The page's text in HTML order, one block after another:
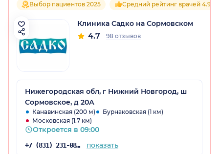
Выбор пациентов 2025 Средний рейтинг врачей 4.9
Клиника Садко на Сормовском
4.7 98 отзывов
Нижегородская обл, г Нижний Новгород, ш
Сормовское, д 20А
Канавинская (200 м)
Бурнаковская (1 км)
Московская (1.7 км)
Откроется в 09:00
+7 (831) 231-08-16 показать